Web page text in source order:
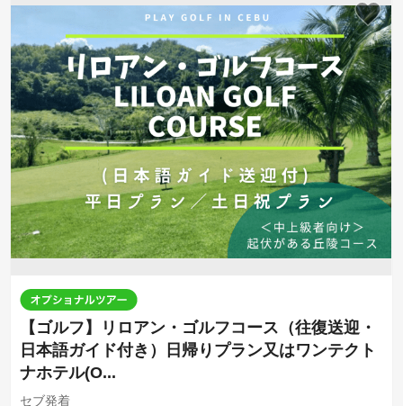
【ゴルフ】リロアン・ゴルフコース（往復送迎・
日本語ガイド付き）日帰りプラン又はワンテクト
ナホテル(O...
セブ発着